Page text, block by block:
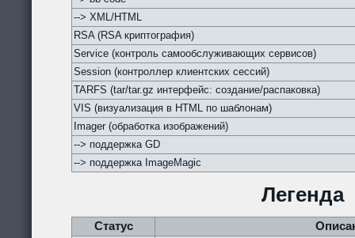
--> XML/HTML
RSA (RSA криптография)
Service (контроль самообслуживающих сервисов)
Session (контроллер клиентских сессий)
TARFS (tar/tar.gz интерфейс: создание/распаковка)
VIS (визуализация в HTML по шаблонам)
Imager (обработка изображений)
--> поддержка GD
--> поддержка ImageMagic
Легенда
Статус